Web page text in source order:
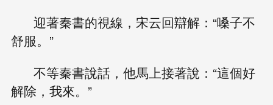
迎著秦書的視線，宋云回辯解：“嗓子不
舒服。”
不等秦書說話，他馬上接著說：“這個好
解除，我來。”